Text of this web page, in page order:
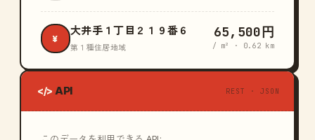
¥
大井手１丁目２１９番６
第１種住居地域
65,500円
/ m² · 0.62 km
</> API REST · JSON